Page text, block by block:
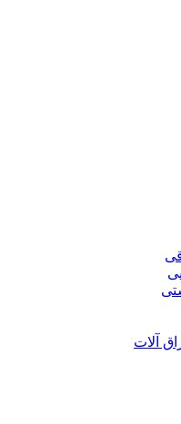
آلات